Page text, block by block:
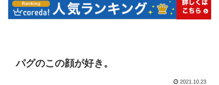
パグのこの顔が好き。
2021.10.23